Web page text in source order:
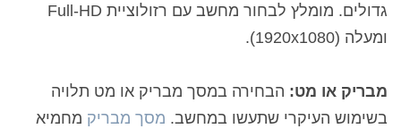
גדולים. מומלץ לבחור מחשב עם רזולוציית Full-HD
ומעלה (1920x1080).
מבריק או מט: הבחירה במסך מבריק או מט תלויה
בשימוש העיקרי שתעשו במחשב. מסך מבריק מחמיא